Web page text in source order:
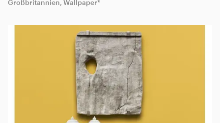
Großbritannien, Wallpaper*